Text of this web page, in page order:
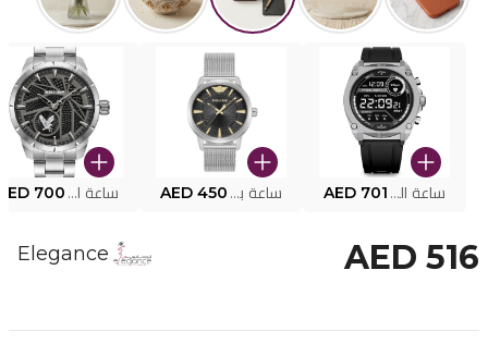
ساعة البوليس الذكية MY.AVATAR PEIUN0000101 AED 701 ساعة بوليس للرجال PEWJG0005002 AED 450 ساعة البوليس PEWJG2227302 700
AED 516
Elegance